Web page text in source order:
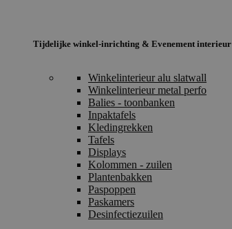
Tijdelijke winkel-inrichting & Evenement interieur
Winkelinterieur alu slatwall
Winkelinterieur metal perfo
Balies - toonbanken
Inpaktafels
Kledingrekken
Tafels
Displays
Kolommen - zuilen
Plantenbakken
Paspoppen
Paskamers
Desinfectiezuilen